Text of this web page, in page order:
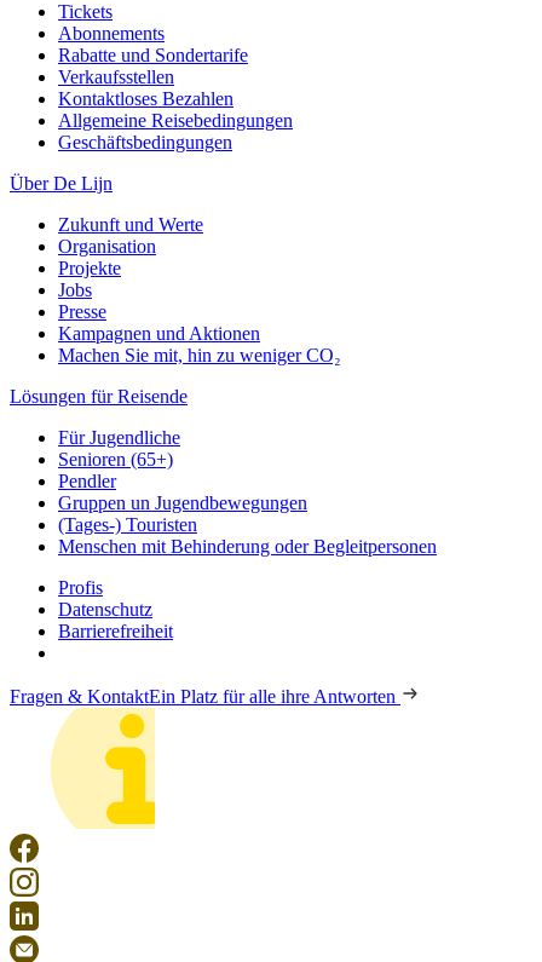
Tickets
Abonnements
Rabatte und Sondertarife
Verkaufsstellen
Kontaktloses Bezahlen
Allgemeine Reisebedingungen
Geschäftsbedingungen
Über De Lijn
Zukunft und Werte
Organisation
Projekte
Jobs
Presse
Kampagnen und Aktionen
Machen Sie mit, hin zu weniger CO₂
Lösungen für Reisende
Für Jugendliche
Senioren (65+)
Pendler
Gruppen un Jugendbewegungen
(Tages-) Touristen
Menschen mit Behinderung oder Begleitpersonen
Profis
Datenschutz
Barrierefreiheit
Fragen & KontaktEin Platz für alle ihre Antworten